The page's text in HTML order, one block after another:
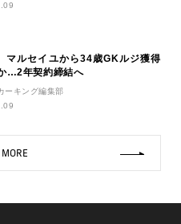
マルセイユから34歳GKルジ獲得
…2年契約締結へ
ーキング編集部